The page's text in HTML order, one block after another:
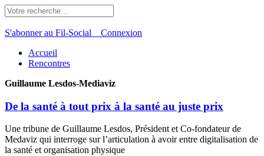
S'abonner au Fil-Social Connexion
Accueil
Rencontres
Guillaume Lesdos-Mediaviz
De la santé à tout prix à la santé au juste prix
Une tribune de Guillaume Lesdos, Président et Co-fondateur de
Medaviz qui interroge sur l’articulation à avoir entre digitalisation de
la santé et organisation physique